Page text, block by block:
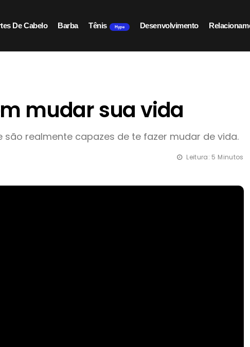
De Cabelo Barba Tênis Hype Desenvolvimento
mudar sua vida
são realmente capazes de te fazer mudar de vida.
Leitura: 5 Minutos